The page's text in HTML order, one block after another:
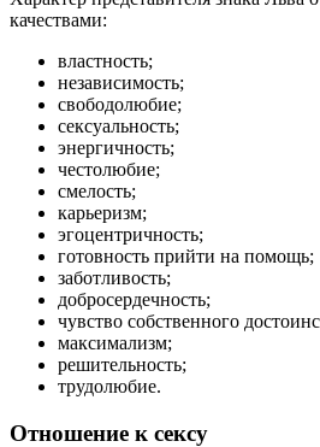
качествами:
властность;
независимость;
свободолюбие;
сексуальность;
энергичность;
честолюбие;
смелость;
карьеризм;
эгоцентричность;
готовность прийти на помощь;
заботливость;
добросердечность;
чувство собственного
максимализм;
решительность;
трудолюбие.
Отношение к сексу